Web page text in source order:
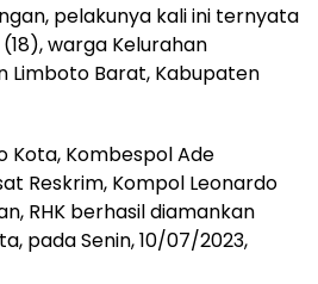
pelakunya kali ini ternyata
warga Kelurahan
Limboto Barat, Kabupaten
Kota, Kombespol Ade
Reskrim, Kompol Leonardo
RHK berhasil diamankan
pada Senin, 10/07/2023,